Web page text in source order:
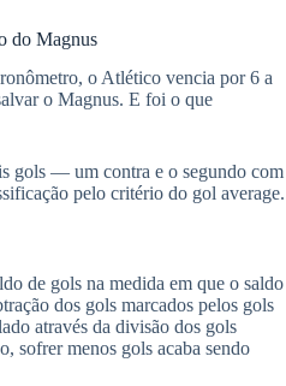
do Magnus
o Atlético vencia por 6 a
o Magnus. E foi o que
gols — um contra e o segundo com
pelo critério do gol average.
de gols na medida em que o saldo
dos gols marcados pelos gols
através da divisão dos gols
sofrer menos gols acaba sendo